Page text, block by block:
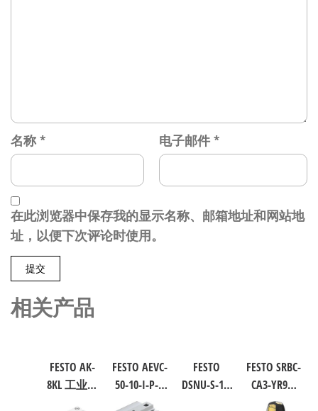
名称 * 电子邮件 *
在此浏览器中保存我的显示名称、邮箱地址和网站地
址，以便下次评论时使用。
相关产品
FESTO AK-
8KL 工业自
FESTO AEVC-
50-10-I-P-A
短行程气
FESTO
DSNU-S-16-
FESTO SRBC-
CA3-YR90-
MW-1-1WG-